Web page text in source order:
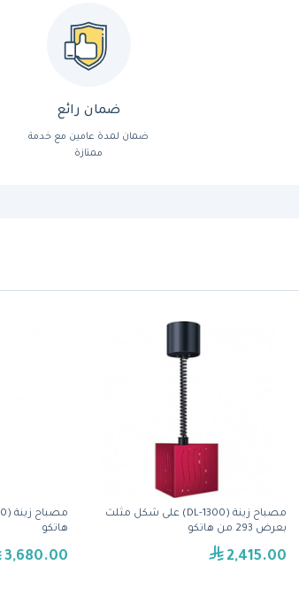
ضمان رائع
ضمان لمدة عامين مع خدمة
ممتازة
هاتكو
3,680.00
مصباح زينة (DL-1300) على شكل مثلث
بعرض 293 من هاتكو
2,415.00